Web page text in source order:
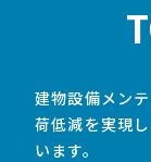
建物設備メン
荷低減を実現し
います。